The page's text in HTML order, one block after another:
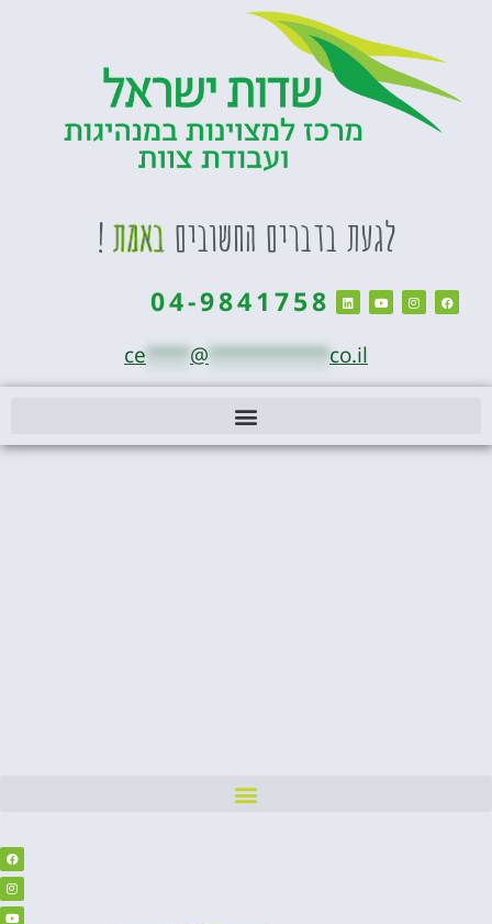
לגעת בדברים החשובים באמת!
04-9841758
ce **** @ *********** co.il